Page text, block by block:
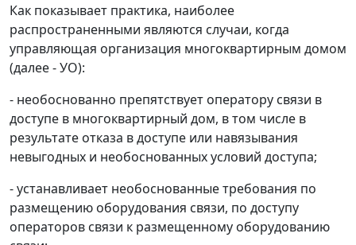
Как показывает практика, наиболее
распространенными являются случаи, когда
управляющая организация многоквартирным домом
(далее - УО):
- необоснованно препятствует оператору связи в
доступе в многоквартирный дом, в том числе в
результате отказа в доступе или навязывания
невыгодных и необоснованных условий доступа;
- устанавливает необоснованные требования по
размещению оборудования связи, по доступу
операторов связи к размещенному оборудованию